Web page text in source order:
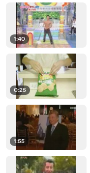
1:40
0:25
1:55